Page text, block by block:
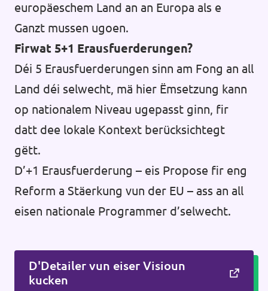
europäeschem Land an an Europa als e
Ganzt mussen ugoen.
Firwat 5+1 Erausfuerderungen?
Déi 5 Erausfuerderungen sinn am Fong an all
Land déi selwecht, mä hier Ëmsetzung kann
op nationalem Niveau ugepasst ginn, fir
datt dee lokale Kontext berücksichtegt
gëtt.
D’+1 Erausfuerderung – eis Propose fir eng
Reform a Stäerkung vun der EU – ass an all
eisen nationale Programmer d’selwecht.
D'Detailer vun eiser Visioun
kucken